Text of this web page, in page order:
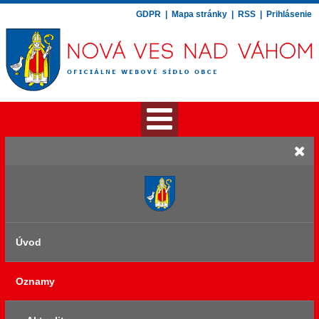
GDPR Mapa stránky RSS Prihlásenie
Úvod
Oznamy